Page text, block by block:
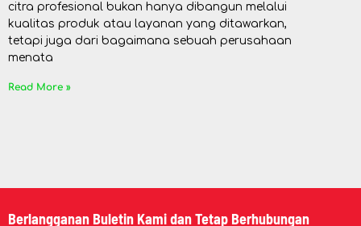
citra profesional bukan hanya dibangun melalui
kualitas produk atau layanan yang ditawarkan,
tetapi juga dari bagaimana sebuah perusahaan
menata
Read More »
Berlangganan Buletin Kami dan Tetap Berhubungan